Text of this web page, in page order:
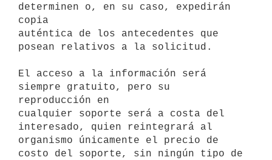
determinen o, en su caso, expedirán
copia
auténtica de los antecedentes que
posean relativos a la solicitud.
El acceso a la información será
siempre gratuito, pero su
reproducción en
cualquier soporte será a costa del
interesado, quien reintegrará al
organismo únicamente el precio de
costo del soporte, sin ningún tipo de